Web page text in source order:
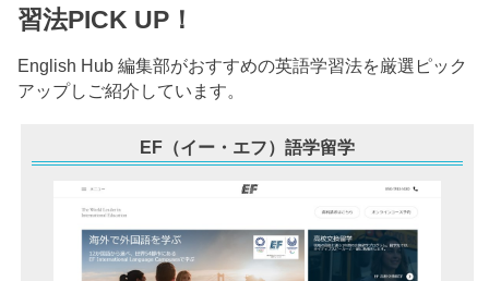
習法PICK UP！
English Hub 編集部がおすすめの英語学習法を厳選ピック
アップしご紹介しています。
EF（イー・エフ）語学留学